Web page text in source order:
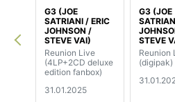
G3 (JOE
SATRIANI / ERIC
JOHNSON /
STEVE VAI)
Reunion Live
(4LP+2CD deluxe
edition fanbox)
31.01.2025
G3 (JOE
STEVE
Reunion
(digipak)